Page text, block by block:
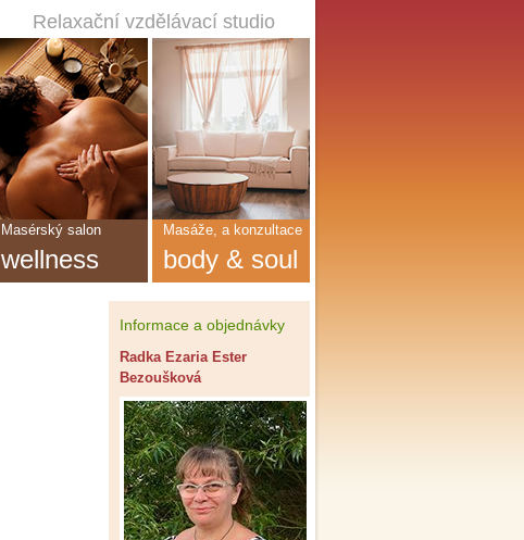
Relaxační vzdělávací studio
Informace a objednávky
Radka Ezaria Ester
Bezoušková
Masérský salon
wellness
Masáže, a konzultace
body & soul